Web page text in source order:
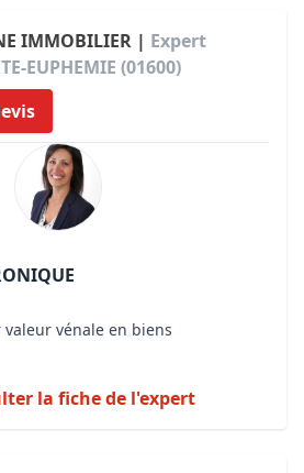
IMMOBILIER | Expert
EUPHEMIE (01600)
vénale en biens
la fiche de l'expert